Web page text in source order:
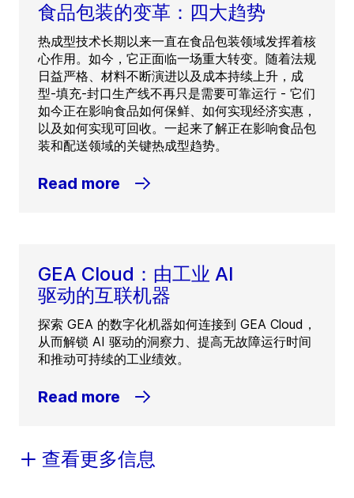
食品包装的变革：四大趋势
热成型技术长期以来一直在食品包装领域发挥着核
心作用。如今，它正面临一场重大转变。随着法规
日益严格、材料不断演进以及成本持续上升，成
型-填充-封口生产线不再只是需要可靠运行 - 它们
如今正在影响食品如何保鲜、如何实现经济实惠，
以及如何实现可回收。一起来了解正在影响食品包
装和配送领域的关键热成型趋势。
Read more
GEA Cloud：由工业 AI
驱动的互联机器
探索 GEA 的数字化机器如何连接到 GEA Cloud，
从而解锁 AI 驱动的洞察力、提高无故障运行时间
和推动可持续的工业绩效。
Read more
查看更多信息